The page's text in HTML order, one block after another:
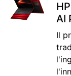
AI
Il